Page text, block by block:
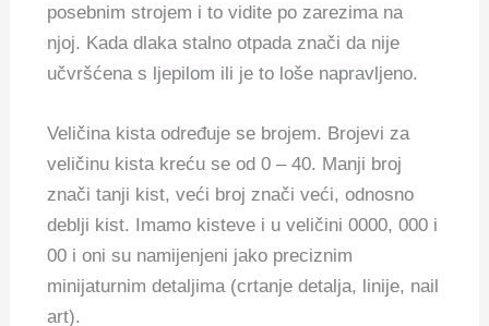
posebnim strojem i to vidite po zarezima na
njoj. Kada dlaka stalno otpada znači da nije
učvršćena s ljepilom ili je to loše napravljeno.
Veličina kista određuje se brojem. Brojevi za
veličinu kista kreću se od 0 – 40. Manji broj
znači tanji kist, veći broj znači veći, odnosno
deblji kist. Imamo kisteve i u veličini 0000, 000 i
00 i oni su namijenjeni jako preciznim
minijaturnim detaljima (crtanje detalja, linije, nail
art).